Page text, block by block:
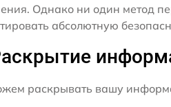
Однако ни один метод
абсолютную
раскрывать вашу